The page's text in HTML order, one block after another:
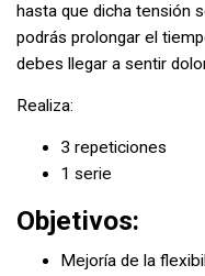
hasta que dicha tensión
podrás prolongar el
debes llegar a sentir
Realiza:
3 repeticiones
1 serie
Objetivos:
Mejoría de la